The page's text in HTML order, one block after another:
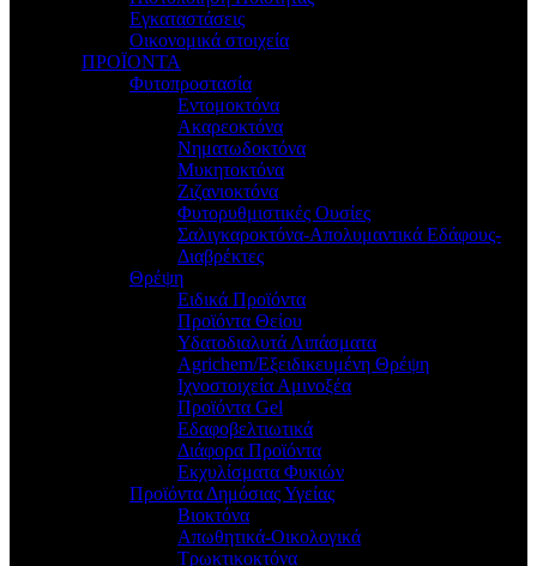
Εγκαταστάσεις
Οικονομικά στοιχεία
ΠΡΟΪΟΝΤΑ
Φυτοπροστασία
Εντομοκτόνα
Ακαρεοκτόνα
Νηματωδοκτόνα
Μυκητοκτόνα
Ζιζανιοκτόνα
Φυτορυθμιστικές Ουσίες
Σαλιγκαροκτόνα-Απολυμαντικά Εδάφους-
Διαβρέκτες
Θρέψη
Ειδικά Προϊόντα
Προϊόντα Θείου
Υδατοδιαλυτά Λιπάσματα
Agrichem/Εξειδικευμένη Θρέψη
Ιχνοστοιχεία Αμινοξέα
Προϊόντα Gel
Εδαφοβελτιωτικά
Διάφορα Προϊόντα
Εκχυλίσματα Φυκιών
Προϊόντα Δημόσιας Υγείας
Βιοκτόνα
Απωθητικά-Οικολογικά
Τρωκτικοκτόνα